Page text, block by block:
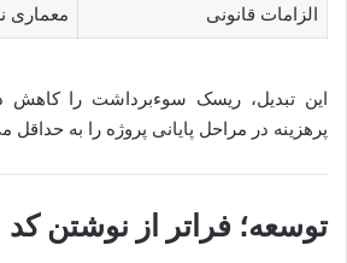
الزامات قانونی معماری
این تبدیل، ریسک سوءبرداشت را کاهش
پرهزینه در مراحل پایانی پروژه را به حداقل
توسعه؛ فراتر از نوشتن کد